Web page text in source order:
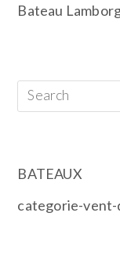
Bateau
BATEAUX
categorie-vent-